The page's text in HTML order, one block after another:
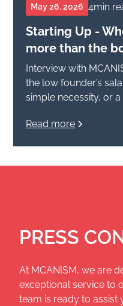
May 26, 2026 4min
Starting Up -
more than the
Interview with
the low founder’s
simple necessity, or
Read more
PRESS
At MCANISM, we are
exceptional service to
team is ready to assist